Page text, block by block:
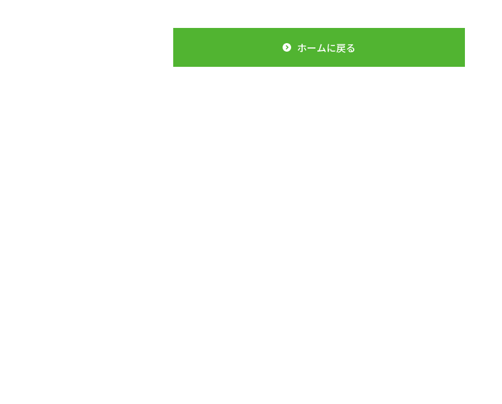
ホームに戻る